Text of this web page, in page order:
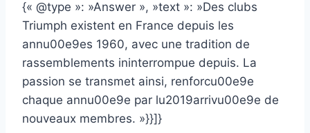
{« @type »: »Answer », »text »: »Des clubs
Triumph existent en France depuis les
annu00e9es 1960, avec une tradition de
rassemblements ininterrompue depuis. La
passion se transmet ainsi, renforcu00e9e
chaque annu00e9e par lu2019arrivu00e9e de
nouveaux membres. »}}]}